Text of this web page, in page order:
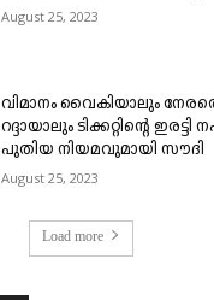
August 25, 2023
വിമാനം വൈകിയാലും
റദ്ദായാലും ടിക്കറ്റിന്റെ
പുതിയ നിയമവുമായി സൗദി
August 25, 2023
Load more